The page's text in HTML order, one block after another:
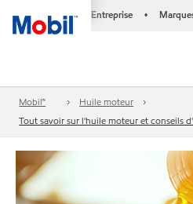
Entreprise •
Mobil™
Huile moteur
Tout savoir sur l'huile moteur et conseils